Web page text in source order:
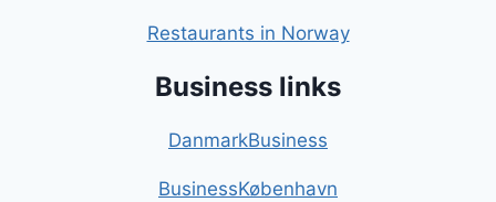
Restaurants in Norway
Business links
DanmarkBusiness
BusinessKøbenhavn